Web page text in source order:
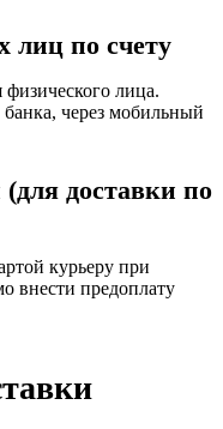
лиц по счету
лица.
через мобильный
доставки по
курьеру при
внести предоплату